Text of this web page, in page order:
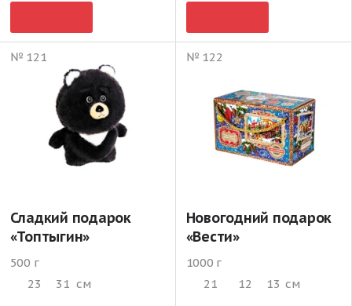
№ 121
Сладкий подарок
«Топтыгин»
500 г
23
31 см
№ 122
Новогодний подарок
«Вести»
1000 г
21
12 13 см